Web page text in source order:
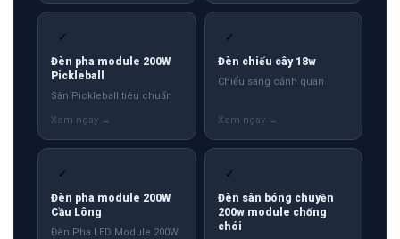
✓
Đèn pha module 200W
Pickleball
Sân Pickleball tiêu chuẩn
✓
Đèn chiếu cây 18w
Chiếu sáng cảnh quan
✓
Đèn pha module 200W
Cầu Lông
Đèn Pha LED Module 200W
✓
Đèn sân bóng chuyền
200w module chống
chói